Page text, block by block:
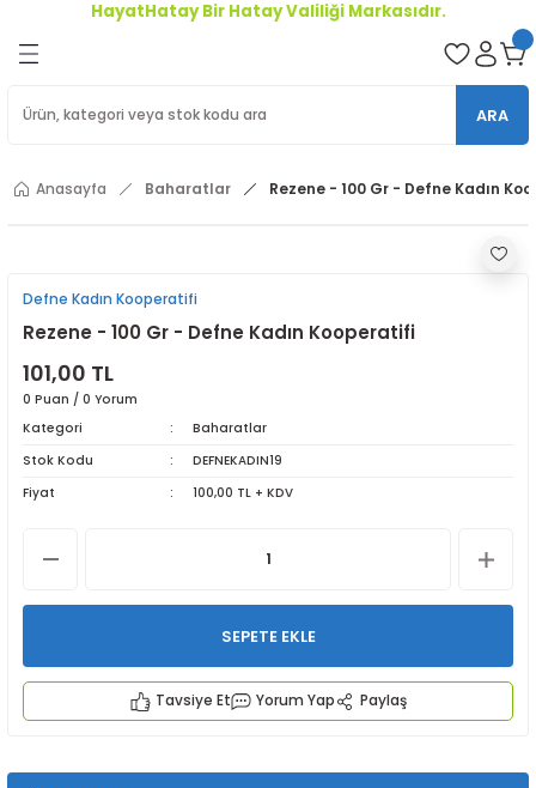
HayatHatay Bir Hatay Valiliği Markasıdır.
ARA
Anasayfa Baharatlar Rezene - 100 Gr - Defne Kadın
Defne Kadın Kooperatifi
Rezene - 100 Gr - Defne Kadın Kooperatifi
101,00 TL
0 Puan / 0 Yorum
Kategori
Baharatlar
Stok Kodu
DEFNEKADIN19
Fiyat
100,00 TL + KDV
SEPETE EKLE
Tavsiye Et Yorum Yap Paylaş